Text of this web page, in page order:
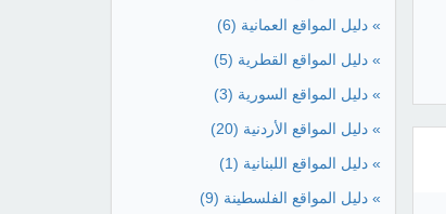
» دليل المواقع العمانية (6)
» دليل المواقع القطرية (5)
» دليل المواقع السورية (3)
» دليل المواقع الأردنية (20)
» دليل المواقع اللبنانية (1)
» دليل المواقع الفلسطينة (9)